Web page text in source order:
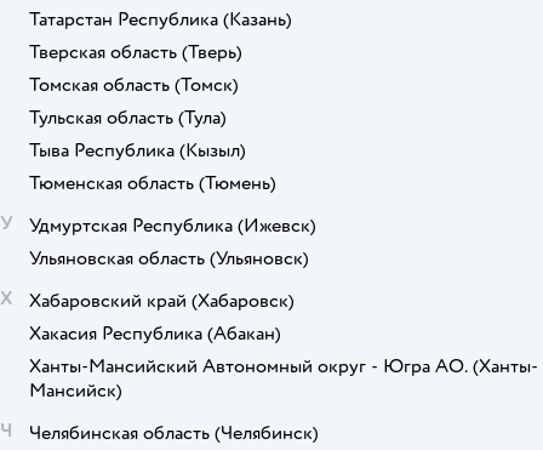
Татарстан Республика (Казань)
Тверская область (Тверь)
Томская область (Томск)
Тульская область (Тула)
Тыва Республика (Кызыл)
Тюменская область (Тюмень)
У
Удмуртская Республика (Ижевск)
Ульяновская область (Ульяновск)
Х
Хабаровский край (Хабаровск)
Хакасия Республика (Абакан)
Ханты-Мансийский Автономный округ - Югра АО. (Ханты-
Мансийск)
Ч
Челябинская область (Челябинск)